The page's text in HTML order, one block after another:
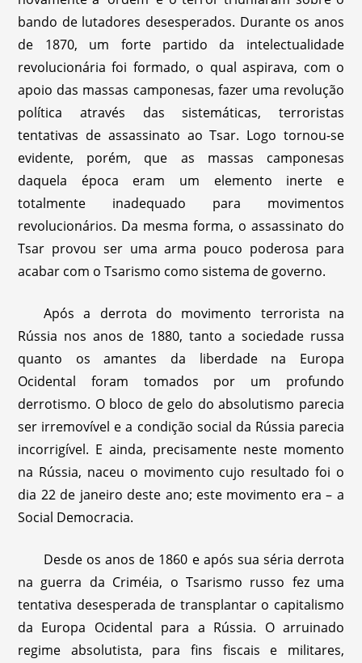
bando de lutadores desesperados. Durante os anos
de 1870, um forte partido da intelectualidade
revolucionária foi formado, o qual aspirava, com o
apoio das massas camponesas, fazer uma revolução
política através das sistemáticas, terroristas
tentativas de assassinato ao Tsar. Logo tornou-se
evidente, porém, que as massas camponesas
daquela época eram um elemento inerte e
totalmente inadequado para movimentos
revolucionários. Da mesma forma, o assassinato do
Tsar provou ser uma arma pouco poderosa para
acabar com o Tsarismo como sistema de governo.
Após a derrota do movimento terrorista na
Rússia nos anos de 1880, tanto a sociedade russa
quanto os amantes da liberdade na Europa
Ocidental foram tomados por um profundo
derrotismo. O bloco de gelo do absolutismo parecia
ser irremovível e a condição social da Rússia parecia
incorrigível. E ainda, precisamente neste momento
na Rússia, naceu o movimento cujo resultado foi o
dia 22 de janeiro deste ano; este movimento era – a
Social Democracia.
Desde os anos de 1860 e após sua séria derrota
na guerra da Criméia, o Tsarismo russo fez uma
tentativa desesperada de transplantar o capitalismo
da Europa Ocidental para a Rússia. O arruinado
regime absolutista, para fins fiscais e militares,